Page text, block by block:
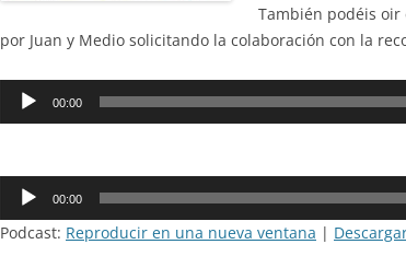
También podéis
por Juan y Medio solicitando la colaboración con la
Reproductor
00:00
Reproductor
audio
00:00
Podcast: Reproducir en una nueva ventana |